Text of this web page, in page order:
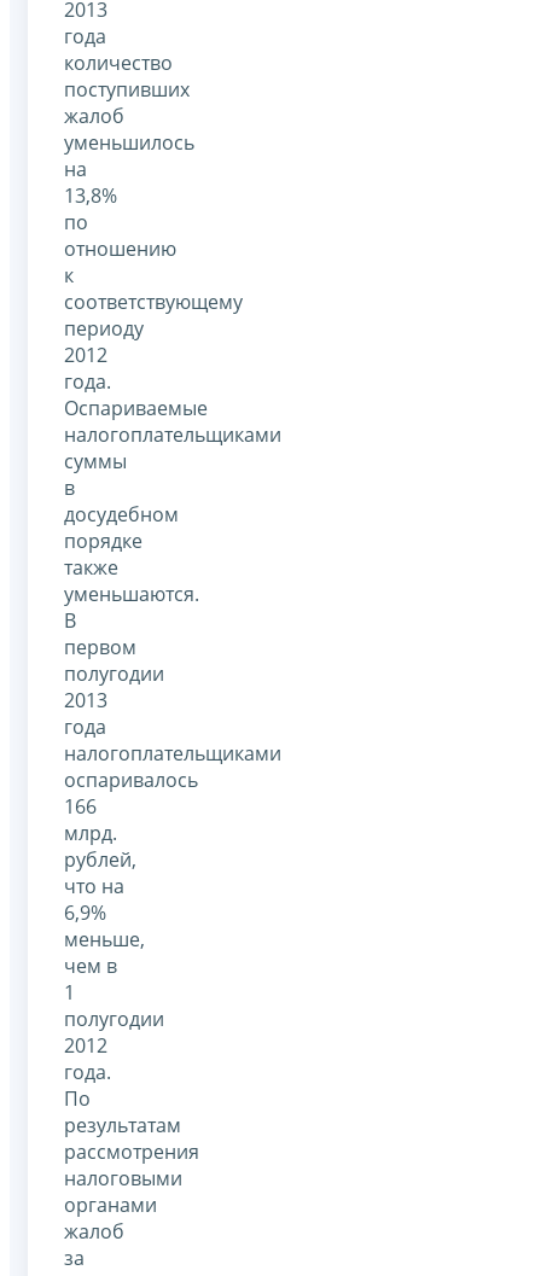
2013
года
количество
поступивших
жалоб
уменьшилось
на
13,8%
по
отношению
к
соответствующему
периоду
2012
года.
Оспариваемые
налогоплательщиками
суммы
в
досудебном
порядке
также
уменьшаются.
В
первом
полугодии
2013
года
налогоплательщиками
оспаривалось
166
млрд.
рублей,
что на
6,9%
меньше,
чем в
1
полугодии
2012
года.
По
результатам
рассмотрения
налоговыми
органами
жалоб
за